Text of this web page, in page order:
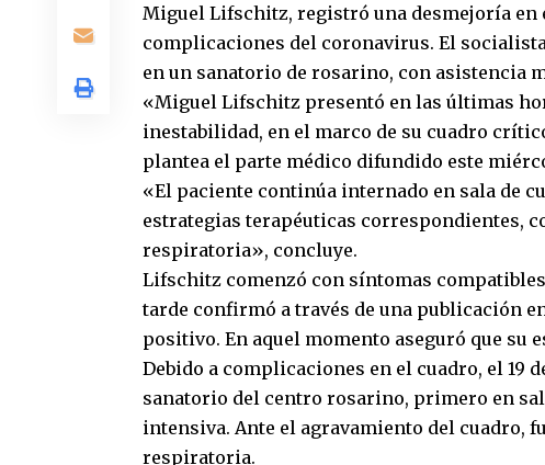
Miguel Lifschitz, registró una desmejoría en
complicaciones del coronavirus. El
en un sanatorio de rosarino, con asistencia
«Miguel Lifschitz presentó en las últimas
inestabilidad, en el marco de su cuadro
plantea el parte médico difundido este
«El paciente continúa internado en sala de
estrategias terapéuticas correspondientes,
respiratoria», concluye.
Lifschitz comenzó con síntomas
tarde confirmó a través de una publicación
positivo. En aquel momento aseguró que su
Debido a complicaciones en el cuadro, el 19
sanatorio del centro rosarino, primero en
intensiva. Ante el agravamiento del cuadro,
respiratoria.